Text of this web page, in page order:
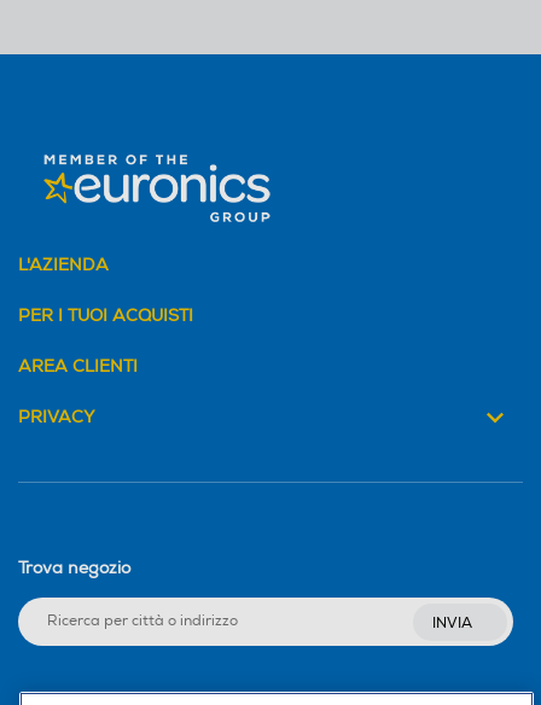
L'AZIENDA
PER I TUOI ACQUISTI
AREA CLIENTI
PRIVACY
Trova negozio
INVIA